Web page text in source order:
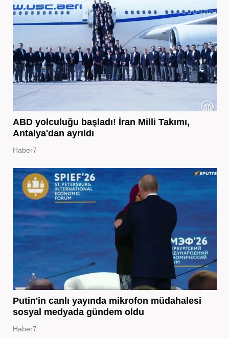
ABD yolculuğu başladı! İran Milli Takımı,
Antalya'dan ayrıldı
Haber7
Putin'in canlı yayında mikrofon müdahalesi
sosyal medyada gündem oldu
Haber7